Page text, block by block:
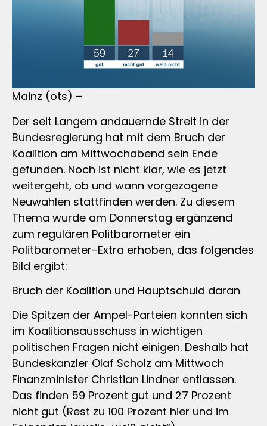
Mainz (ots) –
Der seit Langem andauernde Streit in der
Bundesregierung hat mit dem Bruch der
Koalition am Mittwochabend sein Ende
gefunden. Noch ist nicht klar, wie es jetzt
weitergeht, ob und wann vorgezogene
Neuwahlen stattfinden werden. Zu diesem
Thema wurde am Donnerstag ergänzend
zum regulären Politbarometer ein
Politbarometer-Extra erhoben, das folgendes
Bild ergibt:
Bruch der Koalition und Hauptschuld daran
Die Spitzen der Ampel-Parteien konnten sich
im Koalitionsausschuss in wichtigen
politischen Fragen nicht einigen. Deshalb hat
Bundeskanzler Olaf Scholz am Mittwoch
Finanzminister Christian Lindner entlassen.
Das finden 59 Prozent gut und 27 Prozent
nicht gut (Rest zu 100 Prozent hier und im